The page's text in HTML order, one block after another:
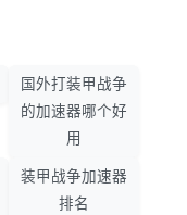
国外打装甲战争
的加速器哪个好
用
装甲战争加速器
排名